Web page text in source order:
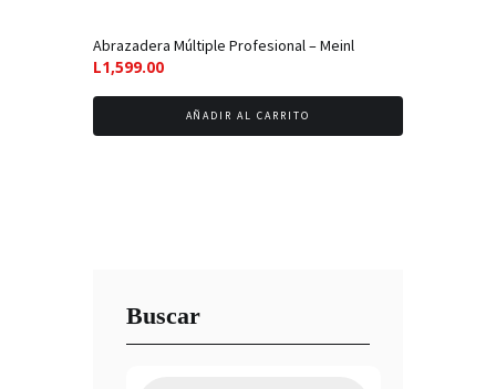
Abrazadera Múltiple Profesional – Meinl
L1,599.00
AÑADIR AL CARRITO
Buscar